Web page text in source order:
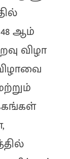
ஆம்
விழா